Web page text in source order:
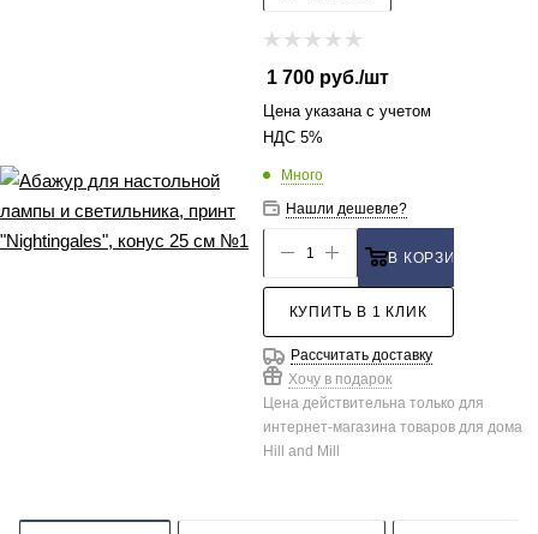
1 700руб./шт
Цена указана с учетом
НДС 5%
Много
Нашли дешевле?
В КОРЗИНУ
КУПИТЬ В 1 КЛИК
Рассчитать доставку
Хочу в подарок
Цена действительна только для
интернет-магазина товаров для дома
Hill and Mill